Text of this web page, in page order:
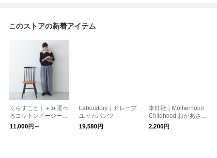
このストアの新着アイテム
くらすこと｜＋to 選べ
るコットンイージーパ
ンツ
11,000円～
Laboratory｜ドレープ
ユッカパンツ
19,580円
本灯社｜Motherhood
Childhood おかあさん
って、なんだろう〈本
灯社の本〉
2,200円